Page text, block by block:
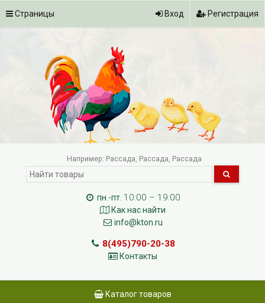
Страницы Вход Регистрация
Например: Рассада Рассада Рассада
пн.-пт. 10:00 – 19:00
Как нас найти
info@kton.ru
8(495)790-20-38
Контакты
Каталог товаров